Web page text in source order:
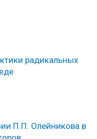
радикальных
П.П. Олейникова в